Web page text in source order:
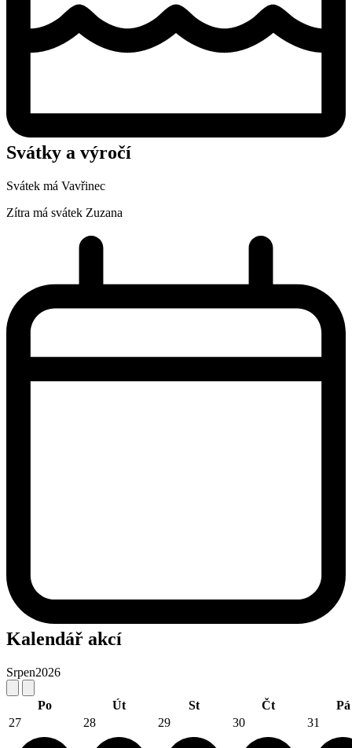
Svátky a výročí
Svátek má Vavřinec
Zítra má svátek Zuzana
Kalendář akcí
Srpen2026
Po Út St Čt
Pá
27
28 29 30 31